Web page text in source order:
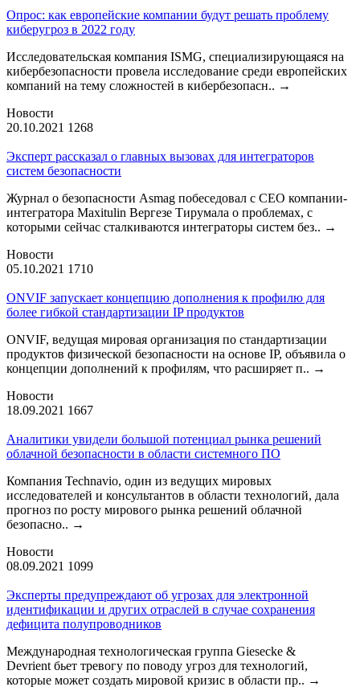
Опрос: как европейские компании будут решать проблему
киберугроз в 2022 году
Исследовательская компания ISMG, специализирующаяся на
кибербезопасности провела исследование среди европейских
компаний на тему сложностей в кибербезопасн.. →
Новости
20.10.2021 1268
Эксперт рассказал о главных вызовах для интеграторов
систем безопасности
Журнал о безопасности Asmag побеседовал с CEO компании-
интегратора Maxitulin Вергезе Тирумала о проблемах, с
которыми сейчас сталкиваются интеграторы систем без.. →
Новости
05.10.2021 1710
ONVIF запускает концепцию дополнения к профилю для
более гибкой стандартизации IP продуктов
ONVIF, ведущая мировая организация по стандартизации
продуктов физической безопасности на основе IP, объявила о
концепции дополнений к профилям, что расширяет п.. →
Новости
18.09.2021 1667
Аналитики увидели большой потенциал рынка решений
облачной безопасности в области системного ПО
Компания Technavio, один из ведущих мировых
исследователей и консультантов в области технологий, дала
прогноз по росту мирового рынка решений облачной
безопасно.. →
Новости
08.09.2021 1099
Эксперты предупреждают об угрозах для электронной
идентификации и других отраслей в случае сохранения
дефицита полупроводников
Международная технологическая группа Giesecke &
Devrient бьет тревогу по поводу угроз для технологий,
которые может создать мировой кризис в области пр.. →